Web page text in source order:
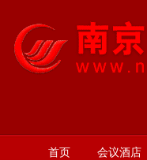
首页 会议酒店